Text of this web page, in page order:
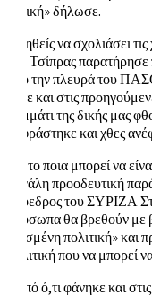
θετική» δήλωσε.
Κληθείς να σχολιάσει
ο κ. Τσίπρας
από την πλευρά του
ούτε και στις
κομμάτι της δικής μας
εκφράστηκε και χθες
Για το ποια μπορεί να
μεγάλη προοδευτική
πρόεδρος του ΣΥΡΙΖΑ
πρόσωπα θα βρεθούν με
ορισμένη πολιτική»
πολιτική που να μπορεί
«Από ό,τι φάνηκε και